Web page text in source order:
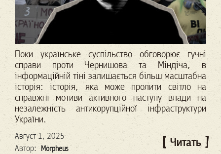
Поки українське суспільство обговорює гучні
справи проти Чернишова та Міндіча, в
інформаційній тіні залишається більш масштабна
історія: історія, яка може пролити світло на
справжні мотиви активного наступу влади на
незалежність антикорупційної інфраструктури
України.
Август 1, 2025
Автор:
Morpheus Читать